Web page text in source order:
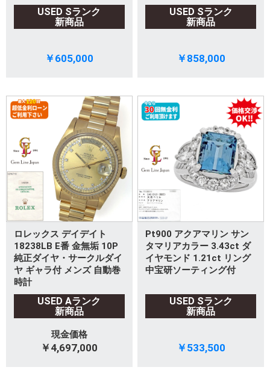
USED Sランク
新商品
￥605,000
USED Sランク
新商品
￥858,000
ロレックス デイデイト
18238LB E番 金無垢 10P
純正ダイヤ・サークルダイ
ヤ ギャラ付 メンズ 自動巻
時計
USED Aランク
新商品
現金価格
￥4,697,000
Pt900 アクアマリン サン
タマリアカラー 3.43ct ダ
イヤモンド 1.21ct リング
中宝研ソーティング付
USED Sランク
新商品
￥533,500